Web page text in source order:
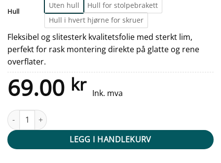
Hull
Uten hull
Hull for stolpebrakett
Hull i hvert hjørne for skruer
Fleksibel og slitesterk kvalitetsfolie med sterkt lim,
perfekt for rask montering direkte på glatte og rene
overflater.
69.00 kr Ink. mva
Fareskilt - Fare for høyvann antall
LEGG I HANDLEKURV